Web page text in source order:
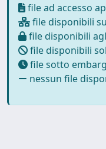
file ad accesso
file disponibili
file disponibili
file disponibili
file sotto
nessun file